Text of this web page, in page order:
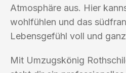
Atmosphäre aus. Hier
wohlfühlen und das
Lebensgefühl voll und
Mit Umzugskönig